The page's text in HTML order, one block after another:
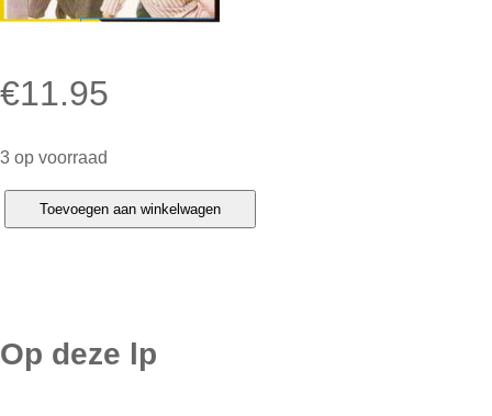
€11.95
3 op voorraad
a
Toevoegen aan winkelwagen
Op deze lp